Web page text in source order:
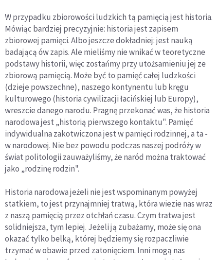
W przypadku zbiorowości ludzkich tą pamięcią jest historia.
Mówiąc bardziej precyzyjnie: historia jest zapisem
zbiorowej pamięci. Albo jeszcze dokładniej: jest nauką
badającą ów zapis. Ale mieliśmy nie wnikać w teoretyczne
podstawy historii, więc zostańmy przy utożsamieniu jej ze
zbiorową pamięcią. Może być to pamięć całej ludzkości
(dzieje powszechne), naszego kontynentu lub kręgu
kulturowego (historia cywilizacji łacińskiej lub Europy),
wreszcie danego narodu. Pragnę przekonać was, że historia
narodowa jest „historią pierwszego kontaktu". Pamięć
indywidualna zakotwiczona jest w pamięci rodzinnej, a ta -
w narodowej. Nie bez powodu podczas naszej podróży w
świat politologii zauważyliśmy, że naród można traktować
jako „rodzinę rodzin".
Historia narodowa jeżeli nie jest wspominanym powyżej
statkiem, to jest przynajmniej tratwą, która wiezie nas wraz
z naszą pamięcią przez otchłań czasu. Czym tratwa jest
solidniejsza, tym lepiej. Jeżeli ją zubażamy, może się ona
okazać tylko belką, której będziemy się rozpaczliwie
trzymać w obawie przed zatonięciem. Inni mogą nas